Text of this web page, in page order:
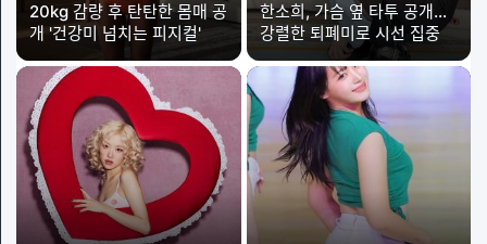
20kg 감량 후 탄탄한 몸매 공
개 '건강미 넘치는 피지컬'
한소희, 가슴 옆 타투 공개…
강렬한 퇴폐미로 시선 집중